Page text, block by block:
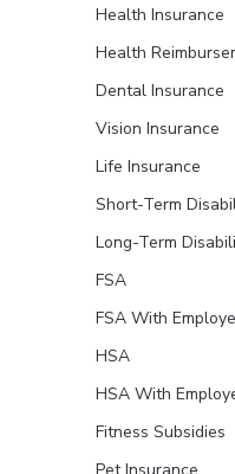
Health Insurance
Health
Dental Insurance
Vision Insurance
Life Insurance
Short-Term
Long-Term
FSA
FSA With
HSA
HSA With
Fitness Subsidies